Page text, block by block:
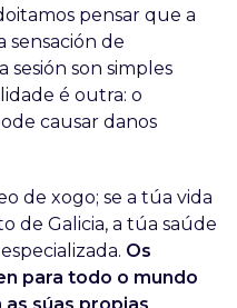
pensar que a
sensación de
son simples
é outra: o
causar danos
de xogo; se a túa vida
de Galicia, a túa saúde
Os
para todo o mundo